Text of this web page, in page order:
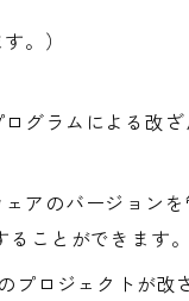
。）
グラムによる改ざ
アのバージョンを
ことができます。
ロジェクトが改